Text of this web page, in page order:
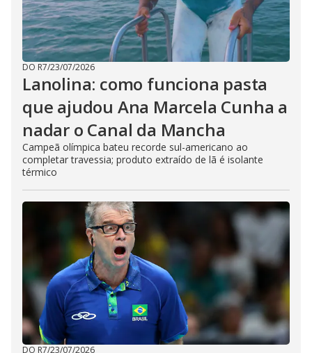
DO R7/23/07/2026
Lanolina: como funciona pasta
que ajudou Ana Marcela Cunha a
nadar o Canal da Mancha
Campeã olímpica bateu recorde sul-americano ao
completar travessia; produto extraído de lã é isolante
térmico
DO R7/23/07/2026